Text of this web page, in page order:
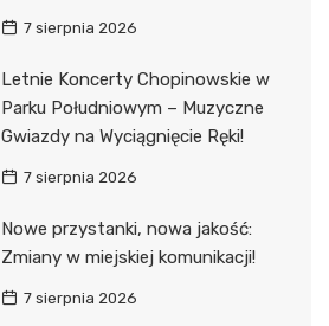
7 sierpnia 2026
Letnie Koncerty Chopinowskie w
Parku Południowym – Muzyczne
Gwiazdy na Wyciągnięcie Ręki!
7 sierpnia 2026
Nowe przystanki, nowa jakość:
Zmiany w miejskiej komunikacji!
7 sierpnia 2026